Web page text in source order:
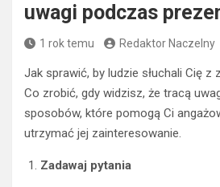
uwagi podczas
1 rok temu Redaktor Naczelny
Jak sprawić, by ludzie słuchali Cię z
Co zrobić, gdy widzisz, że tracą
sposobów, które pomogą Ci
utrzymać jej zainteresowanie.
Zadawaj pytania